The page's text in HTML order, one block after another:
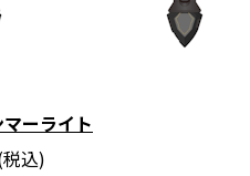
ーライト
込)